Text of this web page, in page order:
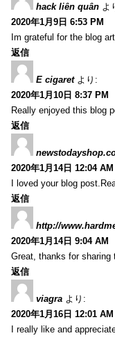
hack liên quân よ
2020年1月9日 6:53 PM
Im grateful for the blog
返信
E cigaret より:
2020年1月10日 8:37 PM
Really enjoyed this blog
返信
2020年1月14日 12:04 AM
I loved your blog
返信
http://
2020年1月14日 9:04 AM
Great, thanks for sharing
返信
viagra より:
2020年1月16日 12:01 AM
I really like and